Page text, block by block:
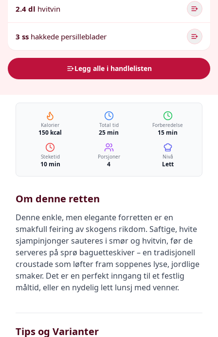
2.4 dl hvitvin
3 ss hakkede persilleblader
Legg alle i handlelisten
Kalorier
150 kcal
Total tid
25 min
Forberedelse
15 min
Steketid
10 min
Porsjoner
4
Nivå
Lett
Om denne retten
Denne enkle, men elegante forretten er en
smakfull feiring av skogens rikdom. Saftige, hvite
sjampinjonger sauteres i smør og hvitvin, før de
serveres på sprø baguetteskiver – en tradisjonell
croustade som løfter fram soppenes lyse, jordlige
smaker. Det er en perfekt inngang til et festlig
måltid, eller en nydelig lett lunsj med venner.
Tips og Varianter